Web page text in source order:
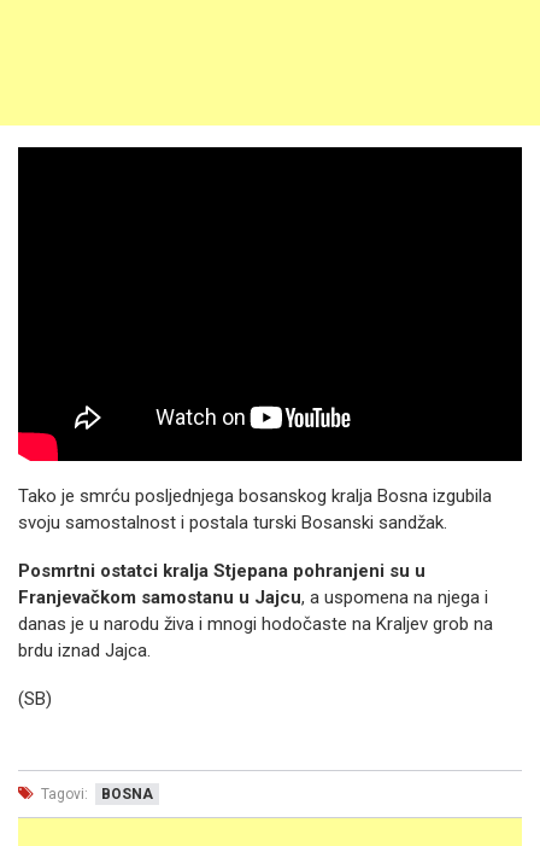
Tako je smrću posljednjega bosanskog kralja Bosna izgubila
svoju samostalnost i postala turski Bosanski sandžak.
Posmrtni ostatci kralja Stjepana pohranjeni su u
Franjevačkom samostanu u Jajcu, a uspomena na njega i
danas je u narodu živa i mnogi hodočaste na Kraljev grob na
brdu iznad Jajca.
(SB)
Tagovi: BOSNA